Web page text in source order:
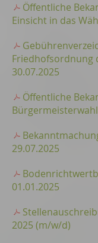
Öffentliche
Einsicht in das
Friedhofsordnung
30.07.2025
Öffentliche
Bürgermeisterwahl
29.07.2025
01.01.2025
2025 (m/w/d)